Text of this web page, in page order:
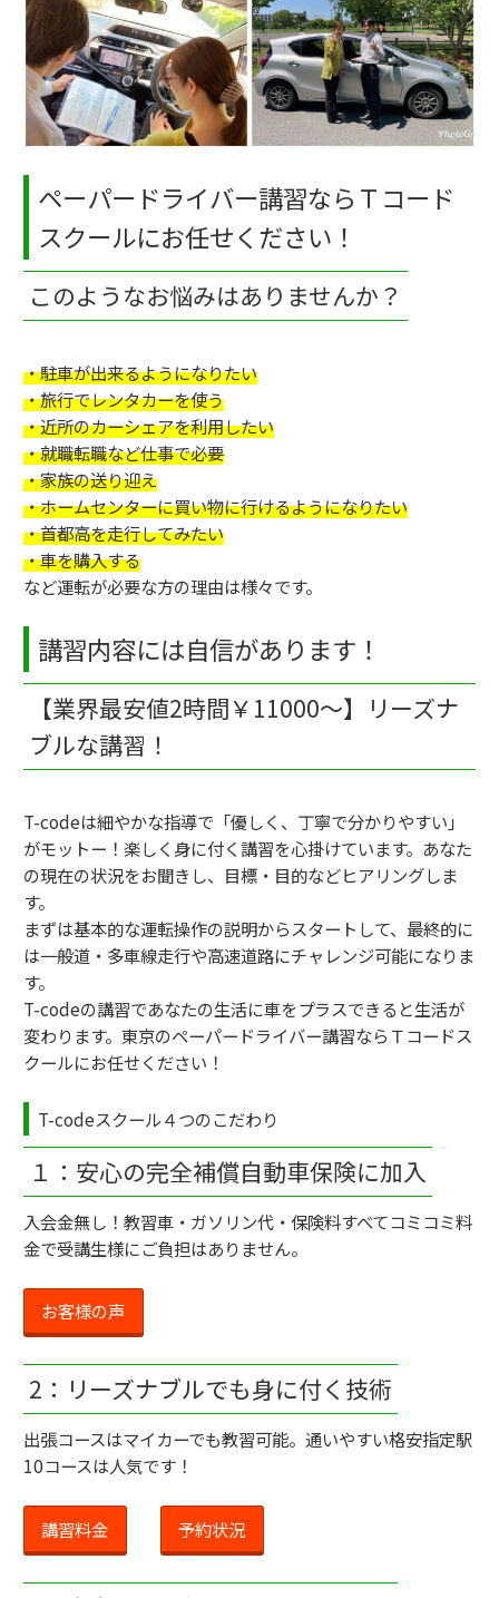
ペーパードライバー講習ならＴコード
スクールにお任せください！
このようなお悩みはありませんか？
・駐車が出来るようになりたい
・旅行でレンタカーを使う
・近所のカーシェアを利用したい
・就職転職など仕事で必要
・家族の送り迎え
・ホームセンターに買い物に行けるようになりたい
・首都高を走行してみたい
・車を購入する
など運転が必要な方の理由は様々です。
講習内容には自信があります！
【業界最安値2時間￥11000～】リーズナ
ブルな講習！
T-codeは細やかな指導で「優しく、丁寧で分かりやすい」
がモットー！楽しく身に付く講習を心掛けています。あなた
の現在の状況をお聞きし、目標・目的などヒアリングしま
す。
まずは基本的な運転操作の説明からスタートして、最終的に
は一般道・多車線走行や高速道路にチャレンジ可能になりま
す。
T-codeの講習であなたの生活に車をプラスできると生活が
変わります。東京のペーパードライバー講習ならＴコードス
クールにお任せください！
T-codeスクール４つのこだわり
１：安心の完全補償自動車保険に加入
入会金無し！教習車・ガソリン代・保険料すべてコミコミ料
金で受講生様にご負担はありません。
お客様の声
2：リーズナブルでも身に付く技術
出張コースはマイカーでも教習可能。通いやすい格安指定駅
10コースは人気です！
講習料金 予約状況